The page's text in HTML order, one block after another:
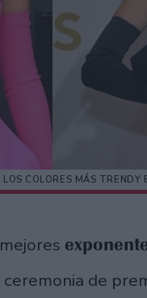
LOS COLORES MÁS TRENDY
de